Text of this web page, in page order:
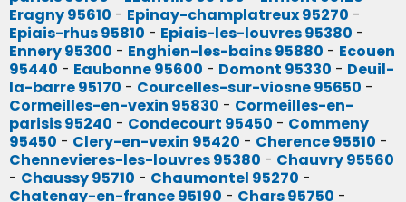
Eragny 95610 - Epinay-champlatreux 95270 -
Epiais-rhus 95810 - Epiais-les-louvres 95380 -
Ennery 95300 - Enghien-les-bains 95880 - Ecouen
95440 - Eaubonne 95600 - Domont 95330 - Deuil-
la-barre 95170 - Courcelles-sur-viosne 95650 -
Cormeilles-en-vexin 95830 - Cormeilles-en-
parisis 95240 - Condecourt 95450 - Commeny
95450 - Clery-en-vexin 95420 - Cherence 95510 -
Chennevieres-les-louvres 95380 - Chauvry 95560
- Chaussy 95710 - Chaumontel 95270 -
Chatenay-en-france 95190 - Chars 95750 -